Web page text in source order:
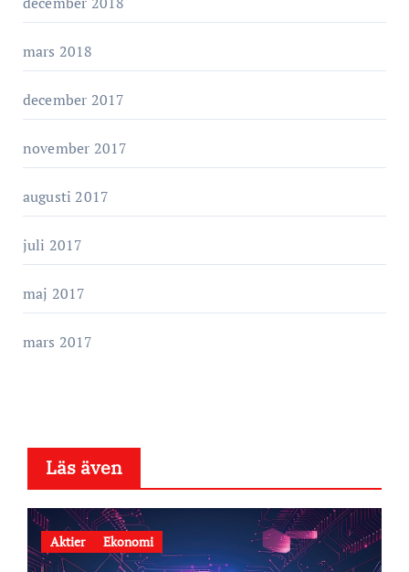
mars 2018
december 2017
november 2017
augusti 2017
juli 2017
maj 2017
mars 2017
Läs även
Aktier Ekonomi